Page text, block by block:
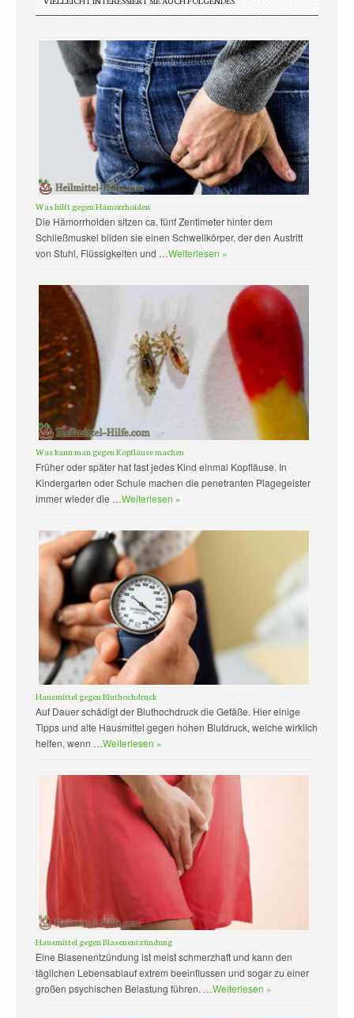
Was hilft gegen Hämorrhoiden
Die Hämorrhoiden sitzen ca. fünf Zentimeter hinter dem
Schließmuskel bilden sie einen Schwellkörper, der den Austritt
von Stuhl, Flüssigkeiten und …Weiterlesen »
Was kann man gegen Kopfläuse machen
Früher oder später hat fast jedes Kind einmal Kopfläuse. In
Kindergarten oder Schule machen die penetranten Plagegeister
immer wieder die …Weiterlesen »
Hausmittel gegen Bluthochdruck
Auf Dauer schädigt der Bluthochdruck die Gefäße. Hier einige
Tipps und alte Hausmittel gegen hohen Blutdruck, welche wirklich
helfen, wenn …Weiterlesen »
Hausmittel gegen Blasenentzündung
Eine Blasenentzündung ist meist schmerzhaft und kann den
täglichen Lebensablauf extrem beeinflussen und sogar zu einer
großen psychischen Belastung führen. …Weiterlesen »